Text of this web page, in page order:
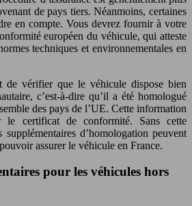
de pays tiers. Néanmoins, certaines
en compte. Vous devrez fournir à votre
européen du véhicule, qui atteste
techniques et environnementales en
vérifier que le véhicule dispose bien
c’est-à-dire qu’il a été homologué
des pays de l’UE. Cette information
le certificat de conformité. Sans cette
supplémentaires d’homologation peuvent
assurer le véhicule en France.
pour les véhicules hors